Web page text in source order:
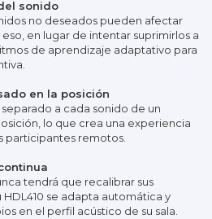
sonido
no deseados pueden afectar
en lugar de intentar suprimirlos a
de aprendizaje adaptativo para
en la posición
a cada sonido de un
lo que crea una experiencia
participantes remotos.
tendrá que recalibrar sus
se adapta automática y
en el perfil acústico de su sala.